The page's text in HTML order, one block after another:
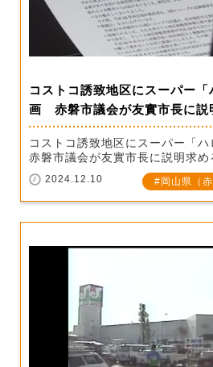
コストコ誘致地区にスーパー
画 赤磐市議会が友實市長に説
コストコ誘致地区にスーパー「
赤磐市議会が友實市長に説明求め
2024.12.10 岡山県（赤